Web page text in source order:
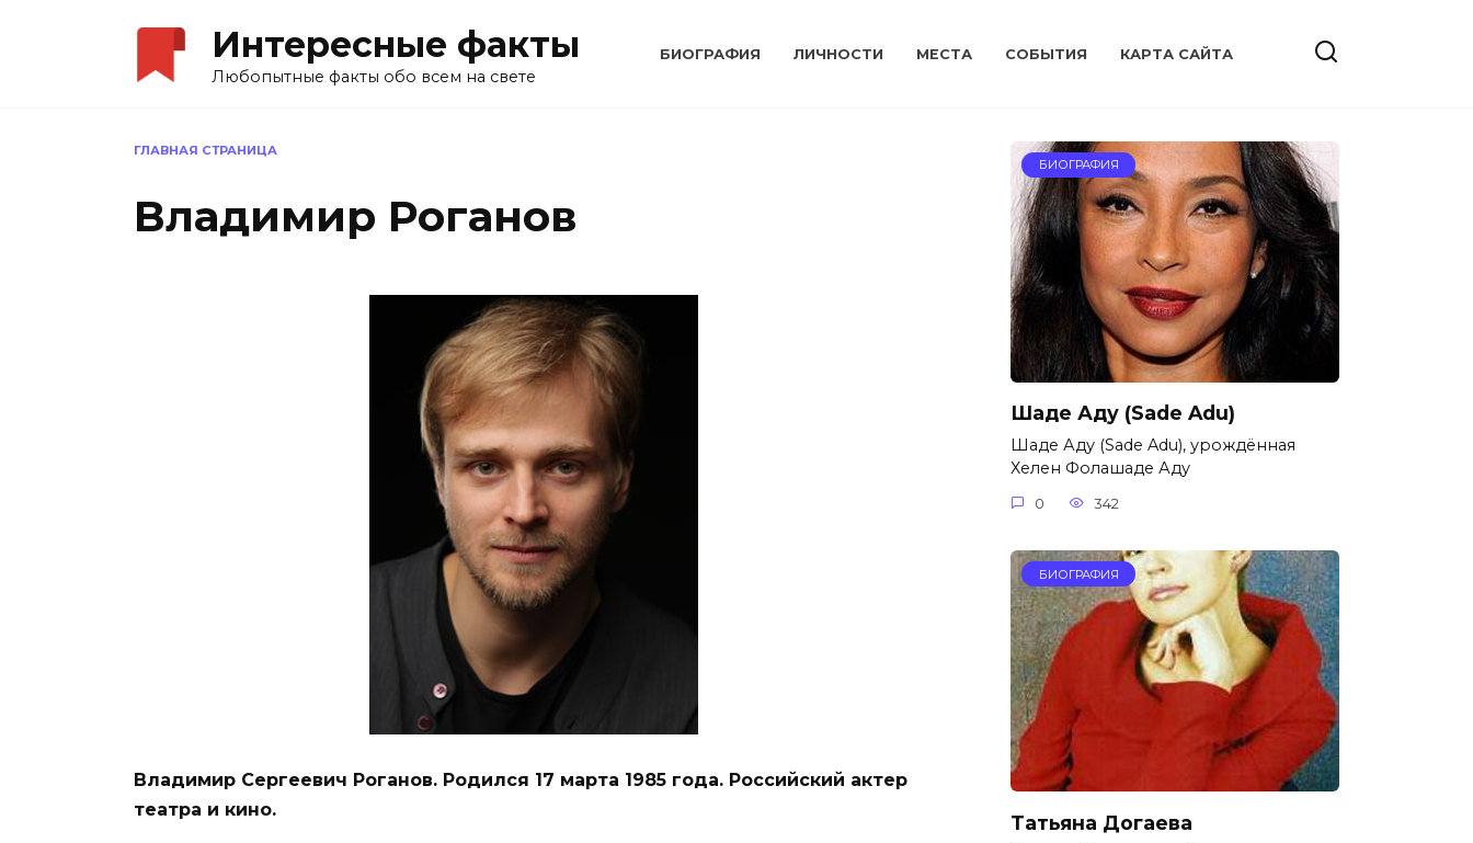
Интересные факты
Любопытные факты обо всем на свете
БИОГРАФИЯ ЛИЧНОСТИ МЕСТА CОБЫТИЯ КАРТА САЙТА
ГЛАВНАЯ СТРАНИЦА
Владимир Роганов
Владимир Сергеевич Роганов. Родился 17 марта 1985 года. Российский актер
театра и кино.
БИОГРАФИЯ
Шаде Аду (Sade Adu)
Шаде Аду (Sade Adu), урождённая
Хелен Фолашаде Аду
0 342
БИОГРАФИЯ
Татьяна Догаева